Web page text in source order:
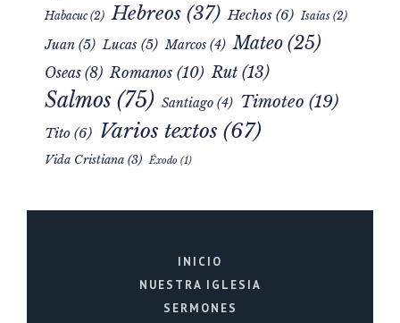
Habacuc (2) Hebreos (37) Hechos (6) Isaías (2)
Juan (5) Lucas (5) Marcos (4) Mateo (25)
Oseas (8) Romanos (10) Rut(13)
Salmos (75) Santiago (4) Timoteo (19)
Tito (6) Varios textos (67)
Vida Cristiana (3) Éxodo (1)
INICIO
NUESTRA IGLESIA
SERMONES